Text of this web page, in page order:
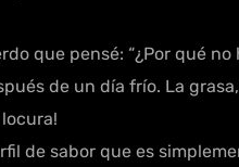
que pensé: “¿Por qué
de un día frío. La
de sabor que es